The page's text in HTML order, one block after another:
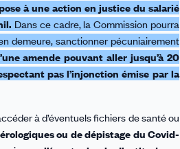
à une action en justice du salarié
Dans ce cadre, la Commission pourra
demeure, sanctionner pécuniairement
amende pouvant aller jusqu’à 20
pas l’injonction émise par la
à d’éventuels fichiers de santé ou
ou de dépistage du Covid-